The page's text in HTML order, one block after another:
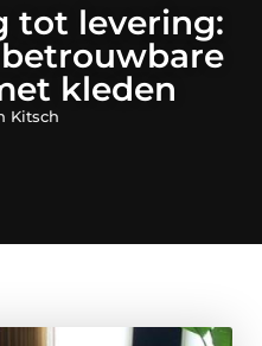
tot levering:
kleden
Kitsch